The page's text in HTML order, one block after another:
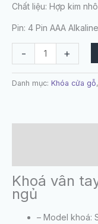
Chất liệu: Hợp kim
Pin: 4 Pin AAA
- +
Danh mục: Khóa cửa gỗ,
Khoá vân
ngủ
– Model khoá: